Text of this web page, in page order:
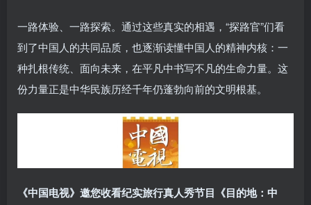
一路体验、一路探索。通过这些真实的相遇，“探路官”们看
到了中国人的共同品质，也逐渐读懂中国人的精神内核：一
种扎根传统、面向未来，在平凡中书写不凡的生命力量。这
份力量正是中华民族历经千年仍蓬勃向前的文明根基。
《中国电视》邀您收看纪实旅行真人秀节目《目的地：中